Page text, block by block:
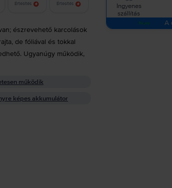
Értesítés Értesítés
észrevehető karcolások
de fóliával és tokkal
Ugyanúgy működik,
működik
képes akkumulátor
Ingyenes
szállítás
A